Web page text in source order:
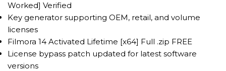
Worked] Verified
Key generator supporting OEM, retail, and volume
licenses
Filmora 14 Activated Lifetime [x64] Full .zip FREE
License bypass patch updated for latest software
versions